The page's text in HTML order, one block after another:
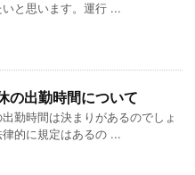
いと思います。運行 ...
の出勤時間について
勤時間は決まりがあるのでしょ
的に規定はあるの ...